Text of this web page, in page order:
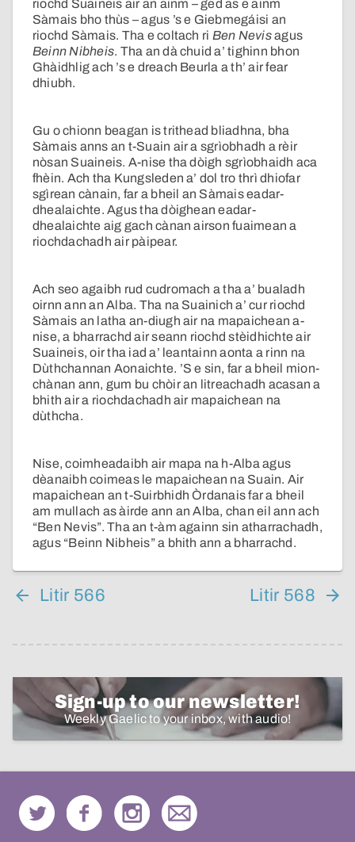
riochd Suaineis air an ainm – ged as e ainm
Sàmais bho thùs – agus ’s e Giebmegáisi an
riochd Sàmais. Tha e coltach ri Ben Nevisagus
Beinn Nibheis. Tha an dà chuid a’ tighinn bhon
Ghàidhlig ach ’s e dreach Beurla a th’ air fear
dhiubh.
Gu o chionn beagan is trithead bliadhna, bha
Sàmais anns an t-Suain air a sgrìobhadh a rèir
nòsan Suaineis. A-nise tha dòigh sgrìobhaidh aca
fhèin. Ach tha Kungsleden a’ dol tro thrì dhiofar
sgìrean cànain, far a bheil an Sàmais eadar-
dhealaichte. Agus tha dòighean eadar-
dhealaichte aig gach cànan airson fuaimean a
riochdachadh air pàipear.
Ach seo agaibh rud cudromach a tha a’ bualadh
oirnn ann an Alba. Tha na Suainich a’ cur riochd
Sàmais an latha an-diugh air na mapaichean a-
nise, a bharrachd air seann riochd stèidhichte air
Suaineis, oir tha iad a’ leantainn aonta a rinn na
Dùthchannan Aonaichte. ’S e sin, far a bheil mion-
chànan ann, gum bu chòir an litreachadh acasan a
bhith air a riochdachadh air mapaichean na
dùthcha.
Nise, coimheadaibh air mapa na h-Alba agus
dèanaibh coimeas le mapaichean na Suain. Air
mapaichean an t-Suirbhidh Òrdanais far a bheil
am mullach as àirde ann an Alba, chan eil ann ach
“Ben Nevis”. Tha an t-àm againn sin atharrachadh,
agus “Beinn Nibheis” a bhith ann a bharrachd.
Litir 566 Litir 568
Sign-up to our newsletter!
Weekly Gaelic to your inbox, with audio!